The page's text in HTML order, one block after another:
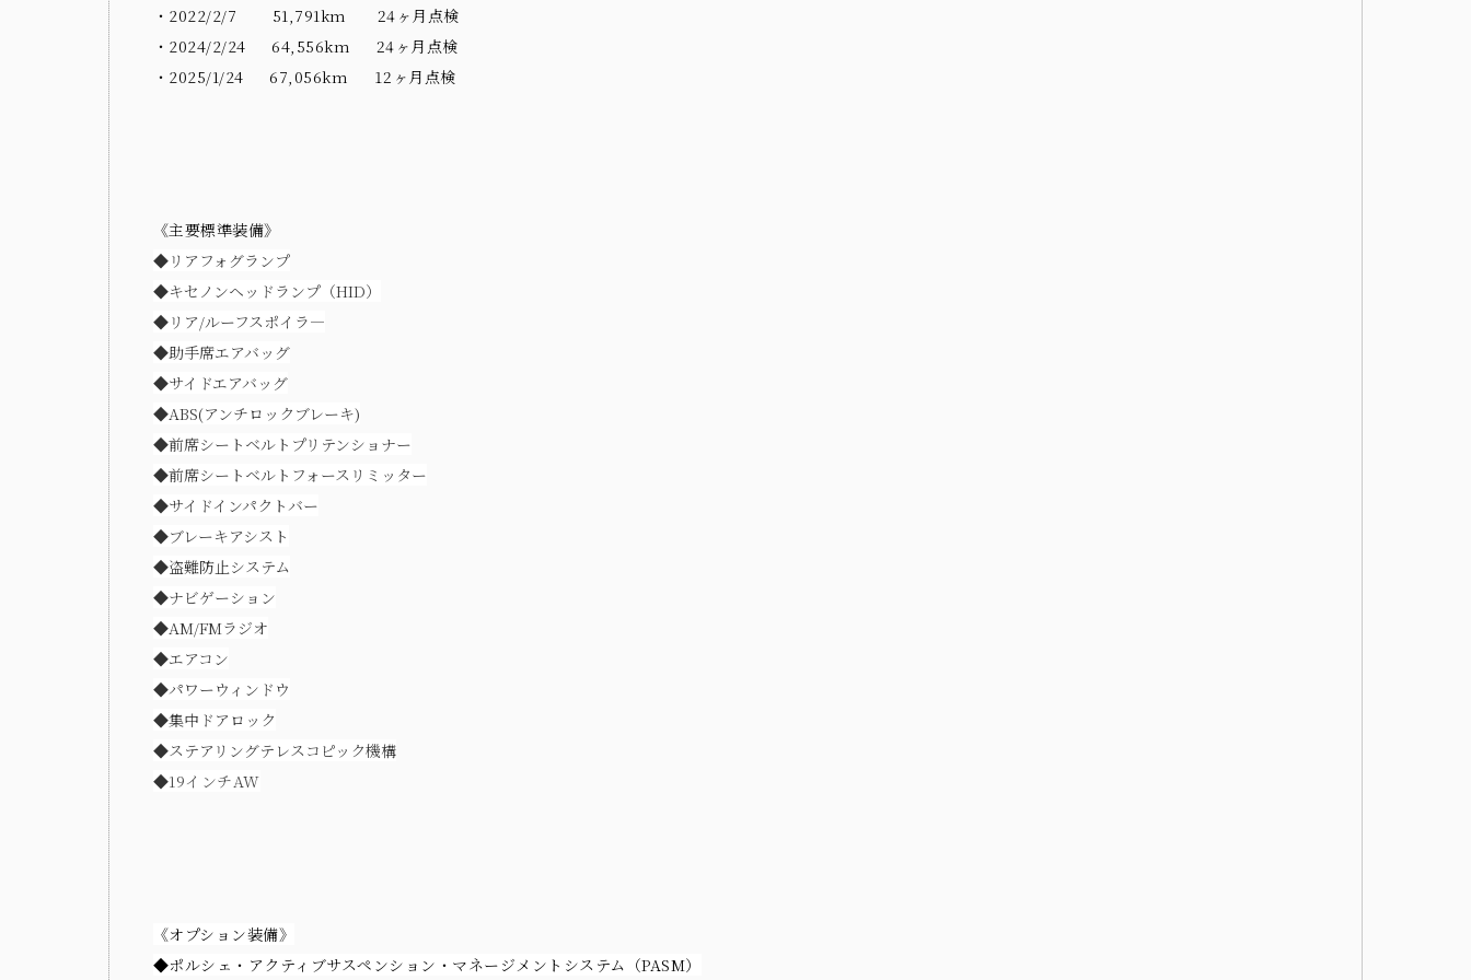
・2022/2/7 51,791km
24ヶ月点検
・2024/2/24 64,556km
24ヶ月点検
・2025/1/24 67,056km 12ヶ月点検
《主要標準装備》
◆リアフォグランプ
◆キセノンヘッドランプ（HID）
◆リア/ルーフスポイラ―
◆助手席エアバッグ
◆サイドエアバッグ
◆ABS(アンチロックブレーキ)
◆前席シートベルトプリテンショナー
◆前席シートベルトフォースリミッター
◆サイドインパクトバー
◆ブレーキアシスト
◆盗難防止システム
◆ナビゲーション
◆AM/FMラジオ
◆エアコン
◆パワーウィンドウ
◆集中ドアロック
◆ステアリングテレスコピック機構
◆19インチAW
《オプション装備》
◆ポルシェ・アクティブサスペンション・マネージメントシステム（PASM）